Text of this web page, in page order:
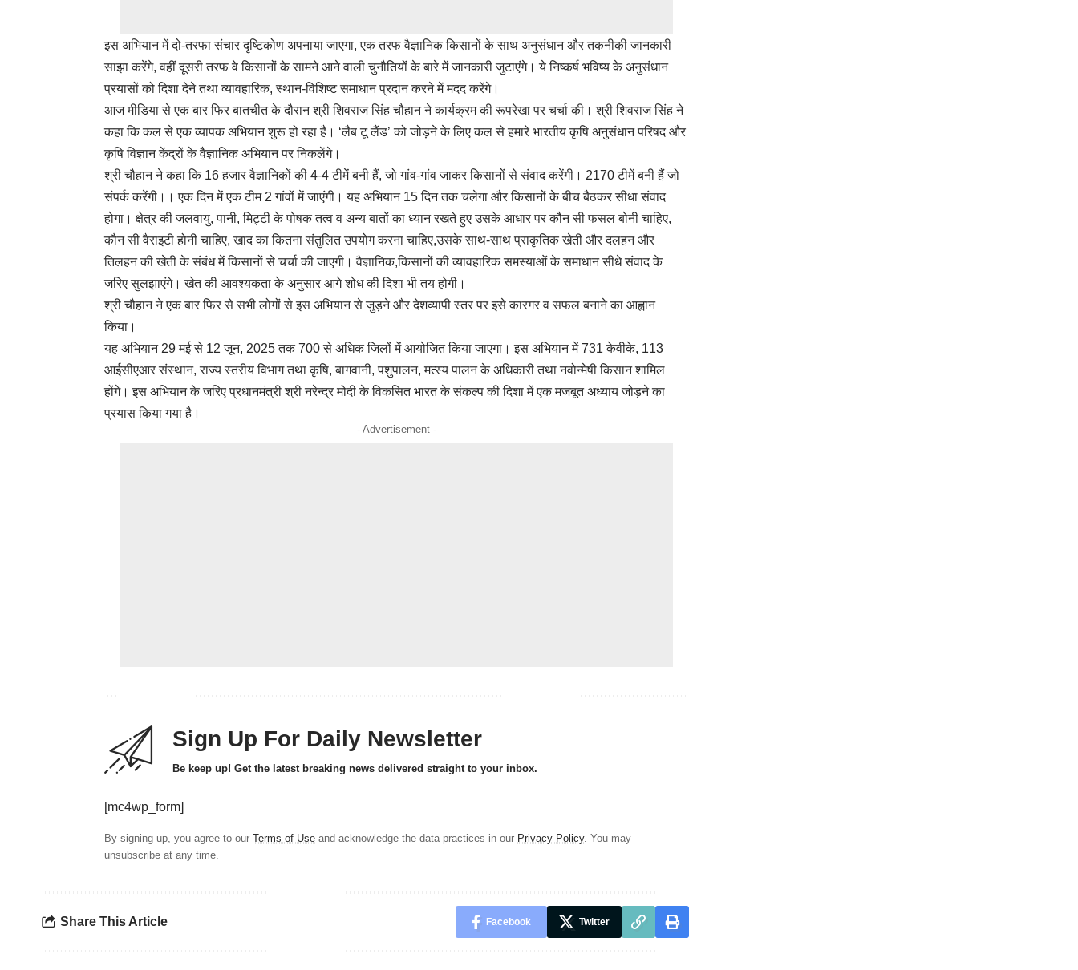
इस अभियान में दो-तरफा संचार दृष्टिकोण अपनाया जाएगा, एक तरफ वैज्ञानिक किसानों के साथ अनुसंधान और तकनीकी जानकारी
साझा करेंगे, वहीं दूसरी तरफ वे किसानों के सामने आने वाली चुनौतियों के बारे में जानकारी जुटाएंगे। ये निष्कर्ष भविष्य के अनुसंधान
प्रयासों को दिशा देने तथा व्यावहारिक, स्थान-विशिष्ट समाधान प्रदान करने में मदद करेंगे।
आज मीडिया से एक बार फिर बातचीत के दौरान श्री शिवराज सिंह चौहान ने कार्यक्रम की रूपरेखा पर चर्चा की। श्री शिवराज सिंह ने
कहा कि कल से एक व्यापक अभियान शुरू हो रहा है। ‘लैब टू लैंड’ को जोड़ने के लिए कल से हमारे भारतीय कृषि अनुसंधान परिषद और
कृषि विज्ञान केंद्रों के वैज्ञानिक अभियान पर निकलेंगे।
श्री चौहान ने कहा कि 16 हजार वैज्ञानिकों की 4-4 टीमें बनी हैं, जो गांव-गांव जाकर किसानों से संवाद करेंगी। 2170 टीमें बनी हैं जो
संपर्क करेंगी।। एक दिन में एक टीम 2 गांवों में जाएंगी। यह अभियान 15 दिन तक चलेगा और किसानों के बीच बैठकर सीधा संवाद
होगा। क्षेत्र की जलवायु, पानी, मिट्टी के पोषक तत्व व अन्य बातों का ध्यान रखते हुए उसके आधार पर कौन सी फसल बोनी चाहिए,
कौन सी वैराइटी होनी चाहिए, खाद का कितना संतुलित उपयोग करना चाहिए,उसके साथ-साथ प्राकृतिक खेती और दलहन और
तिलहन की खेती के संबंध में किसानों से चर्चा की जाएगी। वैज्ञानिक,किसानों की व्यावहारिक समस्याओं के समाधान सीधे संवाद के
जरिए सुलझाएंगे। खेत की आवश्यकता के अनुसार आगे शोध की दिशा भी तय होगी।
श्री चौहान ने एक बार फिर से सभी लोगों से इस अभियान से जुड़ने और देशव्यापी स्तर पर इसे कारगर व सफल बनाने का आह्वान
किया।
यह अभियान 29 मई से 12 जून, 2025 तक 700 से अधिक जिलों में आयोजित किया जाएगा। इस अभियान में 731 केवीके, 113
आईसीएआर संस्थान, राज्य स्तरीय विभाग तथा कृषि, बागवानी, पशुपालन, मत्स्य पालन के अधिकारी तथा नवोन्मेषी किसान शामिल
होंगे। इस अभियान के जरिए प्रधानमंत्री श्री नरेन्द्र मोदी के विकसित भारत के संकल्प की दिशा में एक मजबूत अध्याय जोड़ने का
प्रयास किया गया है।
- Advertisement -
Sign Up For Daily Newsletter
Be keep up! Get the latest breaking news delivered straight to your inbox.
[mc4wp_form]
By signing up, you agree to our Terms of Use and acknowledge the data practices in our Privacy Policy. You may
unsubscribe at any time.
Share This Article Facebook Twitter